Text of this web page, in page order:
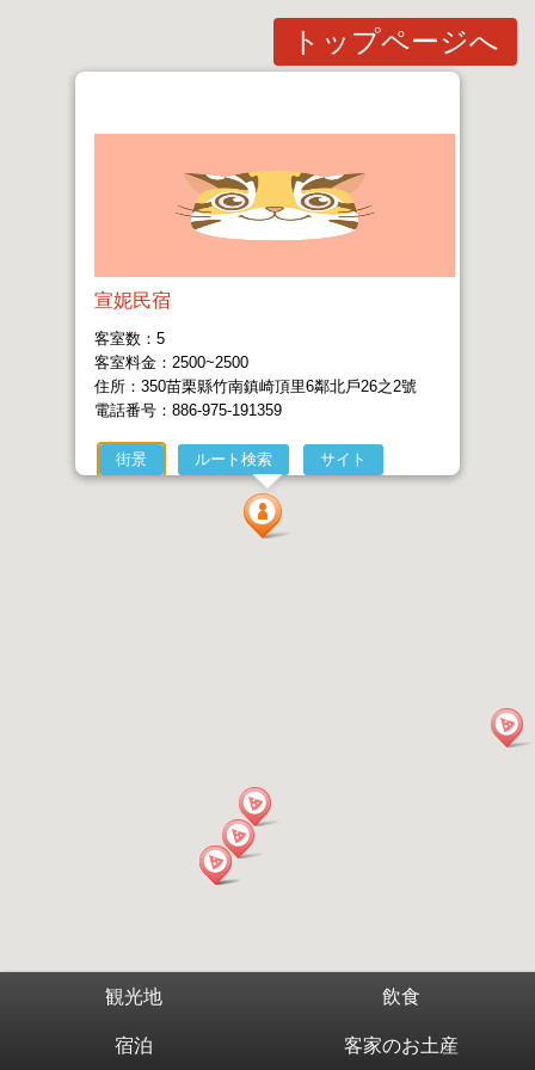
観光地 飲食
宿泊 客家のお土産
トップページへ
宣妮民宿
客室数：5
客室料金：2500~2500
住所：350苗栗縣竹南鎮崎頂里6鄰北戶26之2號
電話番号：886-975-191359
街景 ルート検索 サイト